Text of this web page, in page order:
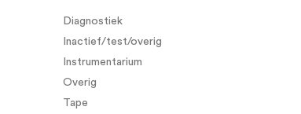
Diagnostiek
Inactief/test/overig
Instrumentarium
Overig
Tape